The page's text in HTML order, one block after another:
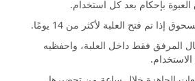
بإحكام بعد كل استخدام.
إذا تم فتح العلبة لأكثر من 14 يومًا.
المرفق فقط داخل العلبة، واحفظيه